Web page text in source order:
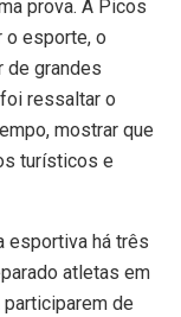
prova. A Picos
o esporte, o
de grandes
ressaltar o
mostrar que
turísticos e
esportiva há três
atletas em
de